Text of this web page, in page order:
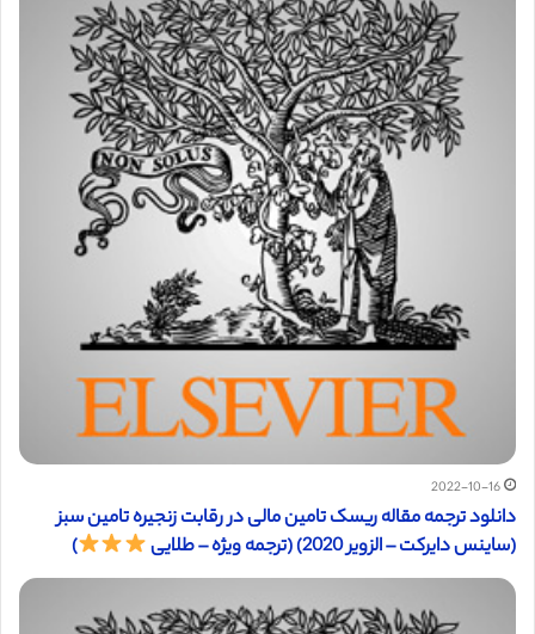
2022-10-16
دانلود ترجمه مقاله ریسک تامین مالی در رقابت زنجیره تامین سبز
(ساینس دایرکت – الزویر 2020) (ترجمه ویژه – طلایی
)